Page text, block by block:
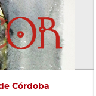
Córdoba